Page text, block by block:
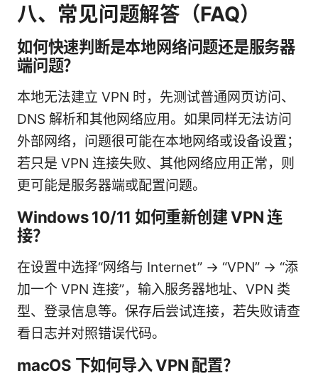
八、常见问题解答（FAQ）
如何快速判断是本地网络问题还是服务器
端问题？
本地无法建立 VPN 时，先测试普通网页访问、
DNS 解析和其他网络应用。如果同样无法访问
外部网络，问题很可能在本地网络或设备设置；
若只是 VPN 连接失败、其他网络应用正常，则
更可能是服务器端或配置问题。
Windows 10/11 如何重新创建 VPN 连
接？
在设置中选择“网络与 Internet” -> “VPN” -> “添
加一个 VPN 连接”，输入服务器地址、VPN 类
型、登录信息等。保存后尝试连接，若失败请查
看日志并对照错误代码。
macOS 下如何导入 VPN 配置？